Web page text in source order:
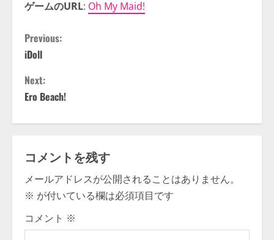
ゲームのURL: Oh My Maid!
C
o
n
t
n
u
e
Previous:
iDoll
Next:
Ero Beach!
コメントを残す
メールアドレスが公開されることはありません。
※ が付いている欄は必須項目です
コメント ※